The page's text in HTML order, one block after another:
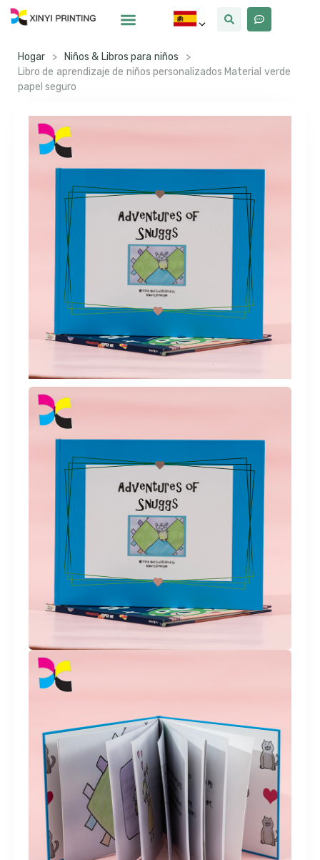
Hogar > Niños & Libros para niños
>
Libro de aprendizaje de niños personalizados Material verde
papel seguro